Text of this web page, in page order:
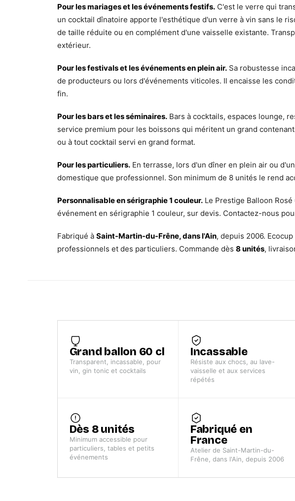
Pour les mariages et les événements festifs.C'est le verre qui
un cocktail dînatoire apporte l'esthétique d'un verre à vin sans le
de taille réduite ou en complément d'une vaisselle existante.
extérieur.
Pour les festivals et les événements en plein air.Sa robustesse
de producteurs ou lors d'événements viticoles. Il encaisse les
fin.
Pour les bars et les séminaires.Bars à cocktails, espaces lounge,
service premium pour les boissons qui méritent un grand
ou à tout cocktail servi en grand format.
Pour les particuliers.En terrasse, lors d'un dîner en plein air ou
domestique que professionnel. Son minimum de 8 unités le rend
Personnalisable en sérigraphie 1 couleur.Le Prestige Balloon
événement en sérigraphie 1 couleur, sur devis. Contactez-nous
Fabriqué à Saint-Martin-du-Frêne, dans l'Ain, depuis 2006.
professionnels et des particuliers. Commande dès 8 unités,
Grand ballon 60 cl
Transparent, incassable, pour
vin, gin tonic et cocktails
Incassable
Résiste aux chocs, au lave-
vaisselle et aux services
répétés
Dès 8 unités
Minimum accessible pour
particuliers, tables et petits
événements
Fabriqué en
France
Atelier de Saint-Martin-du-
Frêne, dans l'Ain, depuis 2006